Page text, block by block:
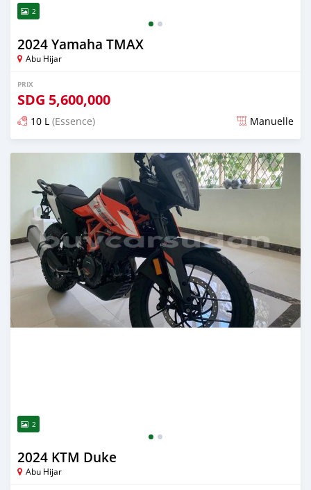
2
2024 Yamaha TMAX
Abu Hijar
PRIX
SDG 5,600,000
10 L (Essence) Manuelle
Publié il y a presque 2 ans
2
2024 KTM Duke
Abu Hijar